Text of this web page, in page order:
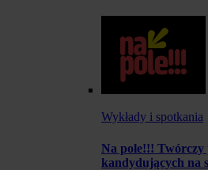
Wykłady i spotkania
Na pole!!! Twórczy
kandydujących na